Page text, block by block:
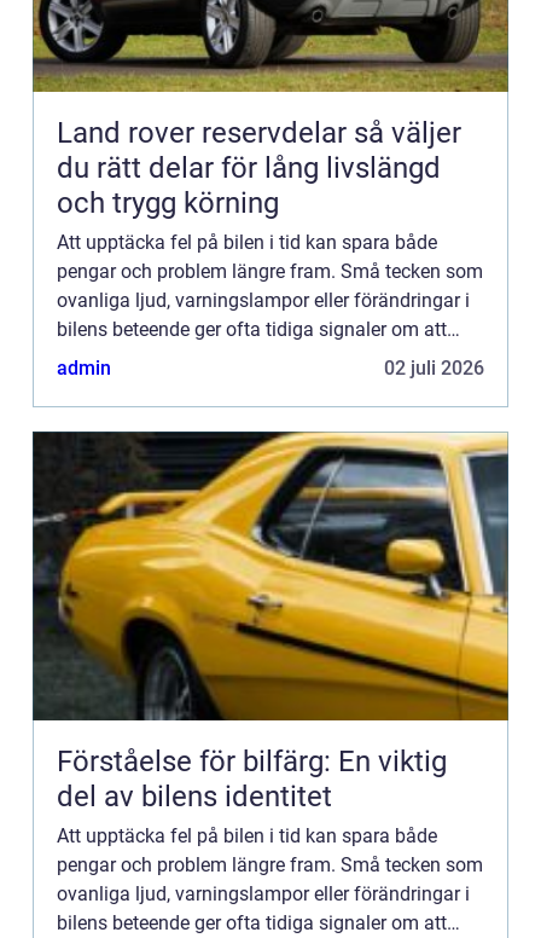
Land rover reservdelar så väljer
du rätt delar för lång livslängd
och trygg körning
Att upptäcka fel på bilen i tid kan spara både
pengar och problem längre fram. Små tecken som
ovanliga ljud, varningslampor eller förändringar i
bilens beteende ger ofta tidiga signaler om att
något är...
admin 02 juli 2026
Förståelse för bilfärg: En viktig
del av bilens identitet
Att upptäcka fel på bilen i tid kan spara både
pengar och problem längre fram. Små tecken som
ovanliga ljud, varningslampor eller förändringar i
bilens beteende ger ofta tidiga signaler om att